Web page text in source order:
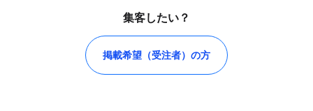
集客したい？
掲載希望（受注者）の方